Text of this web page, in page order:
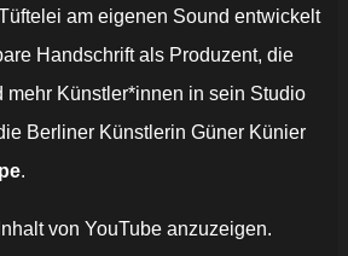
am eigenen Sound entwickelt
Handschrift als Produzent, die
mehr Künstler*innen in sein Studio
Berliner Künstlerin Güner Künier
.
von YouTube anzuzeigen.